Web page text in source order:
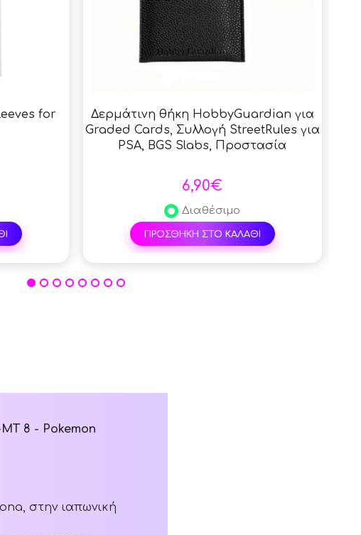
for
Δερμάτινη θήκη HobbyGuardian για
Graded Cards, Συλλογή StreetRules για
PSA, BGS Slabs, Προστασία
6,90€
Διαθέσιμο
ΠΡΟΣΘΗΚΗ ΣΤΟ ΚΑΛΑΘΙ
8 - Pokemon
στην ιαπωνική